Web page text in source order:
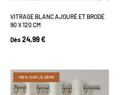
VITRAGE BLANC AJOURÉ ET BRODÉ
90 X 120 CM
Dès 24,99 €
-50% SUR LE 2ÈME